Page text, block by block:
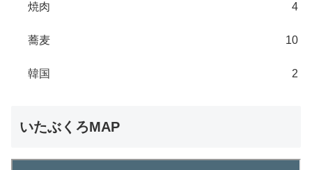
焼肉 4
蕎麦 10
韓国 2
いたぶくろMAP